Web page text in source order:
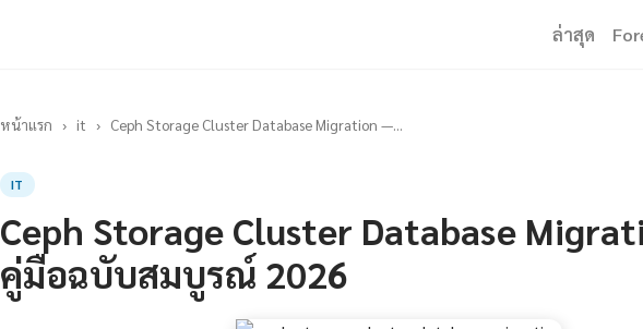
ล่าสุด
หน้าแรก › it › Ceph Storage Cluster Database Migration —...
IT
Ceph Storage Cluster Database
คู่มือฉบับสมบูรณ์ 2026